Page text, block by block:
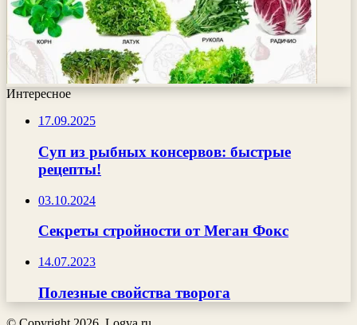
Интересное
17.09.2025
Суп из рыбных консервов: быстрые
рецепты!
03.10.2024
Секреты стройности от Меган Фокс
14.07.2023
Полезные свойства творога